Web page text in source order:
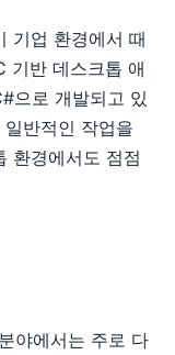
기업 환경에서 때
기반 데스크톱 애
으로 개발되고 있
반적인 작업을
환경에서도 점점
야에서는 주로 다